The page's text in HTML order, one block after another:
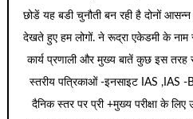
छोडें यह बडी चुनौती बन रही है दोनों
देखते हुए हम लोगों. ने रूद्रा एकेडमी के नाम
कार्य प्रणाली और मुख्य बातें कुछ इस तरह
स्तरीय पत्रिकाओं -इनसाइट IAS ,IAS
दैनिक स्तर पर प्री +मुख्य परीक्षा के